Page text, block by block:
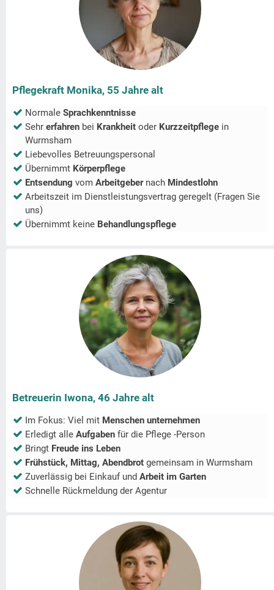
Pflegekraft Monika, 55 Jahre alt
Normale Sprachkenntnisse
Sehr erfahren bei Krankheit oder Kurzzeitpflege in
Wurmsham
Liebevolles Betreuungspersonal
Übernimmt Körperpflege
Entsendung vom Arbeitgeber nach Mindestlohn
Arbeitszeit im Dienstleistungsvertrag geregelt (Fragen Sie
uns)
Übernimmt keine Behandlungspflege
Betreuerin Iwona, 46 Jahre alt
Im Fokus: Viel mit Menschen unternehmen
Erledigt alle Aufgaben für die Pflege -Person
Bringt Freude ins Leben
Frühstück, Mittag, Abendbrot gemeinsam in Wurmsham
Zuverlässig bei Einkauf und Arbeit im Garten
Schnelle Rückmeldung der Agentur